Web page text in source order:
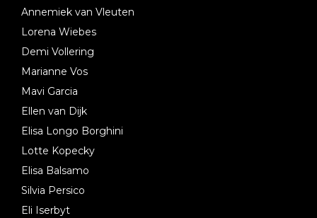
Annemiek van Vleuten
Lorena Wiebes
Demi Vollering
Marianne Vos
Mavi Garcia
Ellen van Dijk
Elisa Longo Borghini
Lotte Kopecky
Elisa Balsamo
Silvia Persico
Eli Iserbyt